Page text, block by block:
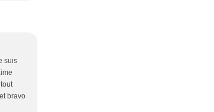
suis
bravo